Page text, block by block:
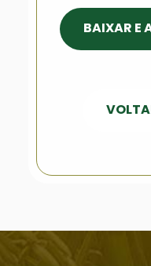
BAIXAR E